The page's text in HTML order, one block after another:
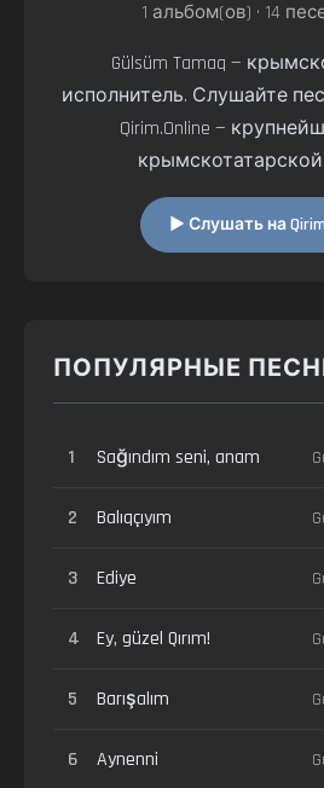
1 альбом(ов) • 14
Gülsüm Tamaq —
исполнитель. Слушайте
Qirim.Online —
▶ Слушать на
ПОПУЛЯРНЫЕ
1 Sağındım seni, anam
2 Balıqçıyım
3 Ediye
4 Ey, güzel Qırım!
5 Barışalım
6 Aynenni